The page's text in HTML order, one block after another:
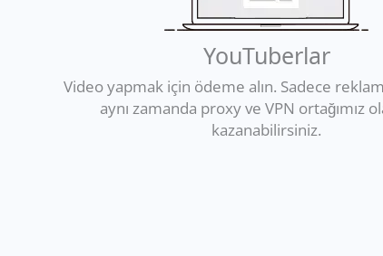
YouTuberlar
Video yapmak için ödeme alın. Sadece
aynı zamanda proxy ve VPN ortağımız
kazanabilirsiniz.